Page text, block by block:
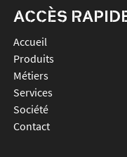
ACCÈS
Accueil
Produits
Métiers
Services
Société
Contact